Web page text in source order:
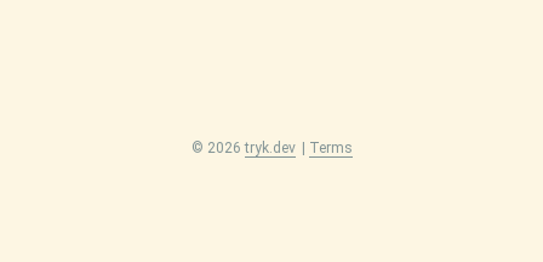
© 2026tryk.dev Terms